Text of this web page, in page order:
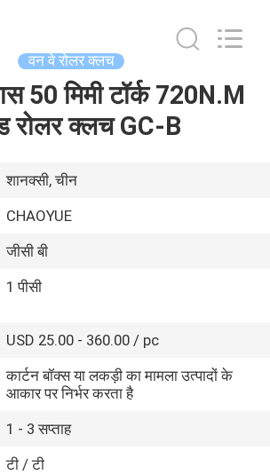
वन वे रोलर क्लच
50 मिमी टॉर्क 720N.M
रोलर क्लच GC-B
शानक्सी, चीन
CHAOYUE
जीसी बी
1 पीसी
USD 25.00 - 360.00 / pc
कार्टन बॉक्स या लकड़ी का मामला उत्पादों के
आकार पर निर्भर करता है
1 - 3 सप्ताह
टी / टी